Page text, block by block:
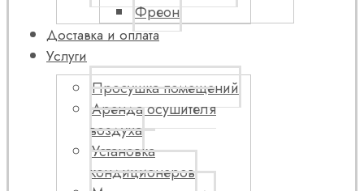
Фреон
Доставка и оплата
Услуги
Просушка помещений
Аренда осушителя
воздуха
Установка
кондиционеров